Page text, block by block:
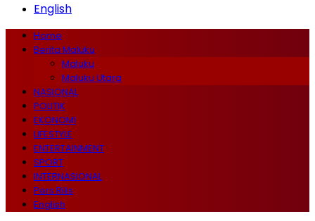
English
Home
Berita Maluku
Maluku
Maluku Utara
NASIONAL
POLITIK
EKONOMI
LIFESTYLE
ENTERTAINMENT
SPORT
INTERNASIONAL
Pers Rilis
English